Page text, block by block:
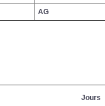
AG
Jours